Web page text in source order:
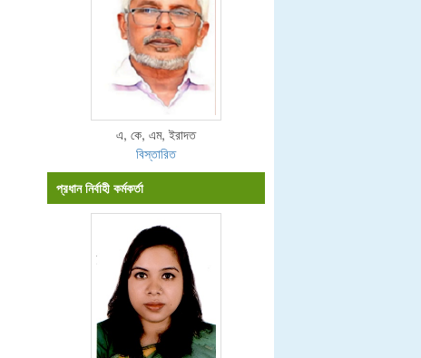
এ, কে, এম, ইরাদত
বিস্তারিত
প্রধান নির্বাহী কর্মকর্তা